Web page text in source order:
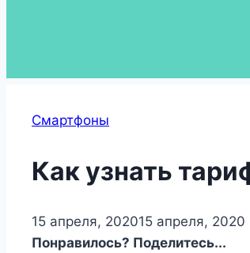
Смартфоны
Как узнать
15 апреля, 202015 апреля, 2020
Понравилось? Поделитесь...